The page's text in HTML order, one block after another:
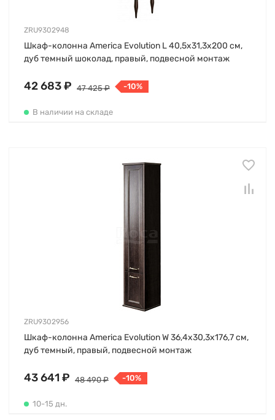
ZRU9302948
Шкаф-колонна America Evolution L 40,5х31,3х200 см,
дуб темный шоколад, правый, подвесной монтаж
42 683 ₽ 47 425 ₽ -10%
В наличии на складе
ZRU9302956
Шкаф-колонна America Evolution W 36,4х30,3х176,7 см,
дуб темный, правый, подвесной монтаж
43 641 ₽ 48 490 ₽ -10%
10-15 дн.